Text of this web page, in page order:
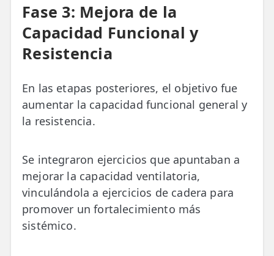
Fase 3: Mejora de la
Capacidad Funcional y
Resistencia
En las etapas posteriores, el objetivo fue
aumentar la capacidad funcional general y
la resistencia.
Se integraron ejercicios que apuntaban a
mejorar la capacidad ventilatoria,
vinculándola a ejercicios de cadera para
promover un fortalecimiento más
sistémico.